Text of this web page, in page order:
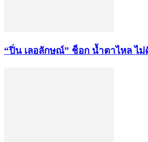
“ปิ่น เลอลักษณ์” ช็อก น้ำตาไหล ไ